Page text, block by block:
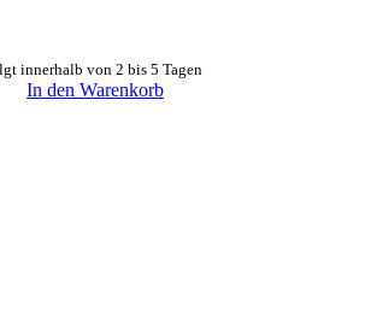
innerhalb von 2 bis 5 Tagen
In den Warenkorb